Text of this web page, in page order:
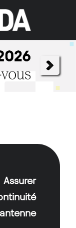
Broadcast
chaînes et
Assurer